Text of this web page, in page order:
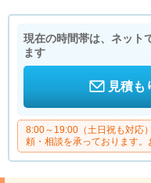
現在の時間帯は、ネット
ます
見積も
8:00～19:00（土日祝も対応
頼・相談を承っております